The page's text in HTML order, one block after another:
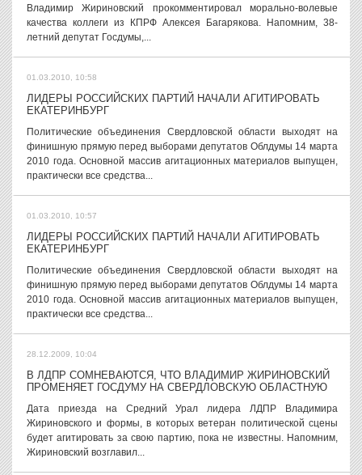
Владимир Жириновский прокомментировал морально-волевые
качества коллеги из КПРФ Алексея Багарякова. Напомним, 38-
летний депутат Госдумы,...
01.03.2010, 10:58
ЛИДЕРЫ РОССИЙСКИХ ПАРТИЙ НАЧАЛИ АГИТИРОВАТЬ
ЕКАТЕРИНБУРГ
Политические объединения Свердловской области выходят на
финишную прямую перед выборами депутатов Облдумы 14 марта
2010 года. Основной массив агитационных материалов выпущен,
практически все средства...
01.03.2010, 10:57
ЛИДЕРЫ РОССИЙСКИХ ПАРТИЙ НАЧАЛИ АГИТИРОВАТЬ
ЕКАТЕРИНБУРГ
Политические объединения Свердловской области выходят на
финишную прямую перед выборами депутатов Облдумы 14 марта
2010 года. Основной массив агитационных материалов выпущен,
практически все средства...
28.12.2009, 10:04
В ЛДПР СОМНЕВАЮТСЯ, ЧТО ВЛАДИМИР ЖИРИНОВСКИЙ
ПРОМЕНЯЕТ ГОСДУМУ НА СВЕРДЛОВСКУЮ ОБЛАСТНУЮ
Дата приезда на Средний Урал лидера ЛДПР Владимира
Жириновского и формы, в которых ветеран политической сцены
будет агитировать за свою партию, пока не известны. Напомним,
Жириновский возглавил...